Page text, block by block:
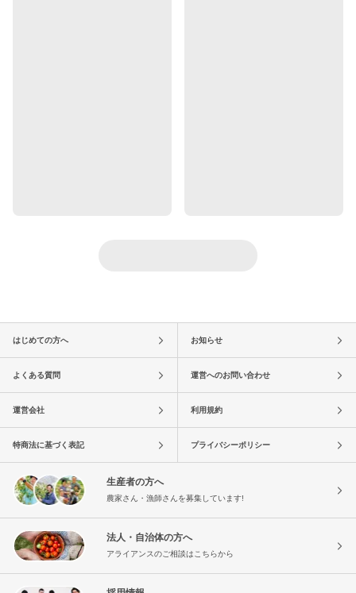
はじめての方へ お知らせ
よくある質問 運営へのお問い合わせ
運営会社 利用規約
特商法に基づく表記 プライバシーポリシー
生産者の方へ
農家さん・漁師さんを募集しています!
法人・自治体の方へ
アライアンスのご相談はこちらから